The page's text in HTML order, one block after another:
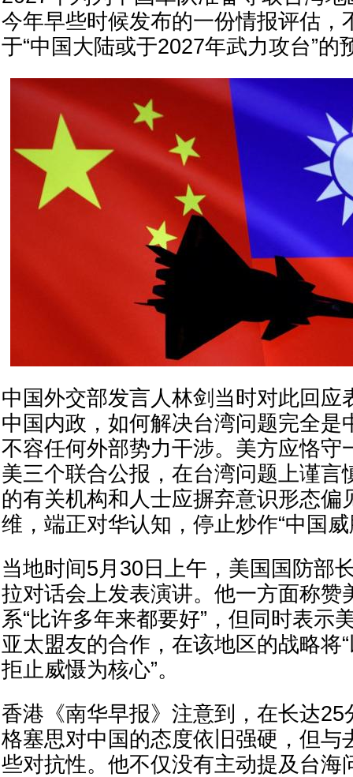
今年早些时候发布的一份情报评估，
于“中国大陆或于2027年武力攻台”的
中国外交部发言人林剑当时对此回应
中国内政，如何解决台湾问题完全是
不容任何外部势力干涉。美方应恪守
美三个联合公报，在台湾问题上谨言
的有关机构和人士应摒弃意识形态偏
维，端正对华认知，停止炒作“中国威
当地时间5月30日上午，美国国防部
拉对话会上发表演讲。他一方面称赞
系“比许多年来都要好”，但同时表示
亚太盟友的合作，在该地区的战略将“
拒止威慑为核心”。
香港《南华早报》注意到，在长达25
格塞思对中国的态度依旧强硬，但与
些对抗性。他不仅没有主动提及台海